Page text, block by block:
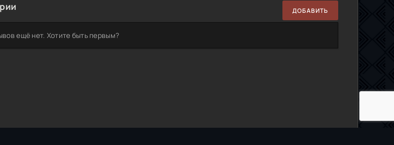
ДОБАВИТЬ
ещё нет. Хотите быть первым?